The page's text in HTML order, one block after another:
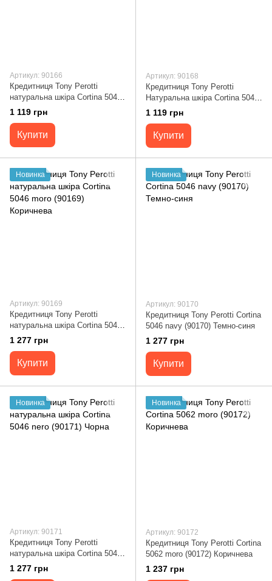
Артикул: 90166
Кредитниця Tony Perotti
натуральна шкіра Cortina 5043
moro (90166) Коричнева
1 119 грн
Купити
Артикул: 90168
Кредитниця Tony Perotti
Натуральна шкіра Cortina 5043
nero (90168) Чорна
1 119 грн
Купити
Новинка
Артикул: 90169
Кредитниця Tony Perotti
натуральна шкіра Cortina 5046
moro (90169) Коричнева
1 277 грн
Купити
Новинка
Артикул: 90170
Кредитниця Tony Perotti Cortina
5046 navy (90170) Темно-синя
1 277 грн
Купити
Новинка
Артикул: 90171
Кредитниця Tony Perotti
натуральна шкіра Cortina 5046
nero (90171) Чорна
1 277 грн
Новинка
Артикул: 90172
Кредитниця Tony Perotti Cortina
5062 moro (90172) Коричнева
1 237 грн